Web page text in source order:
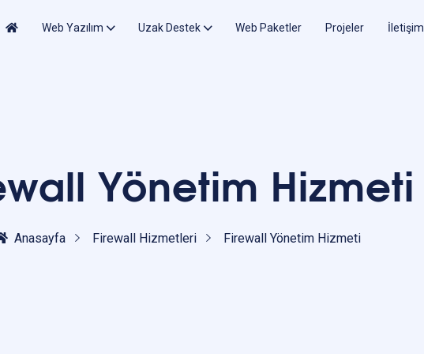
Web Yazılım Uzak Destek Web Paketler Projeler İletişim
Yönetim Hizmeti
Anasayfa Firewall Hizmetleri Firewall Yönetim Hizmeti